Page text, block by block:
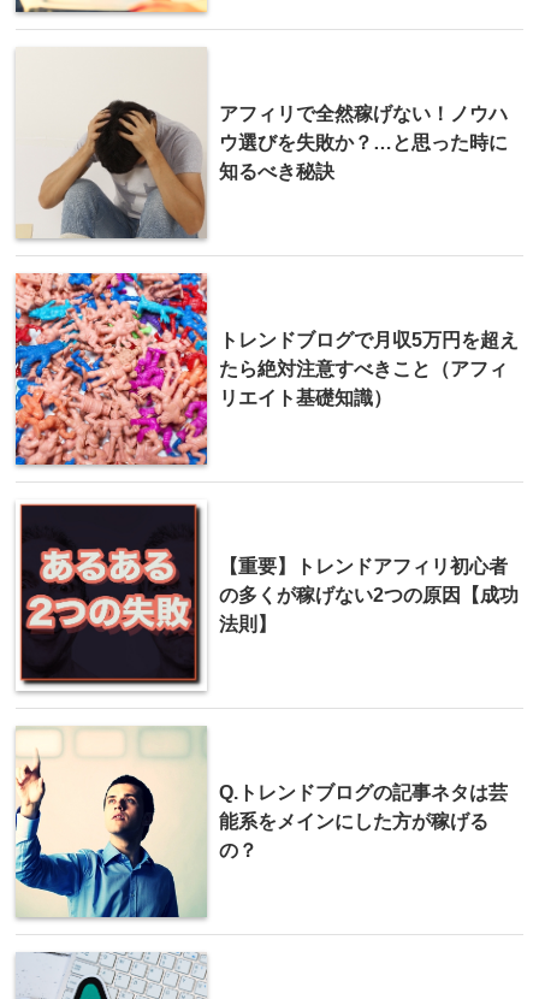
アフィリで全然稼げない！ノウハ
ウ選びを失敗か？…と思った時に
知るべき秘訣
トレンドブログで月収5万円を超え
たら絶対注意すべきこと（アフィ
リエイト基礎知識）
【重要】トレンドアフィリ初心者
の多くが稼げない2つの原因【成功
法則】
Q.トレンドブログの記事ネタは芸
能系をメインにした方が稼げる
の？